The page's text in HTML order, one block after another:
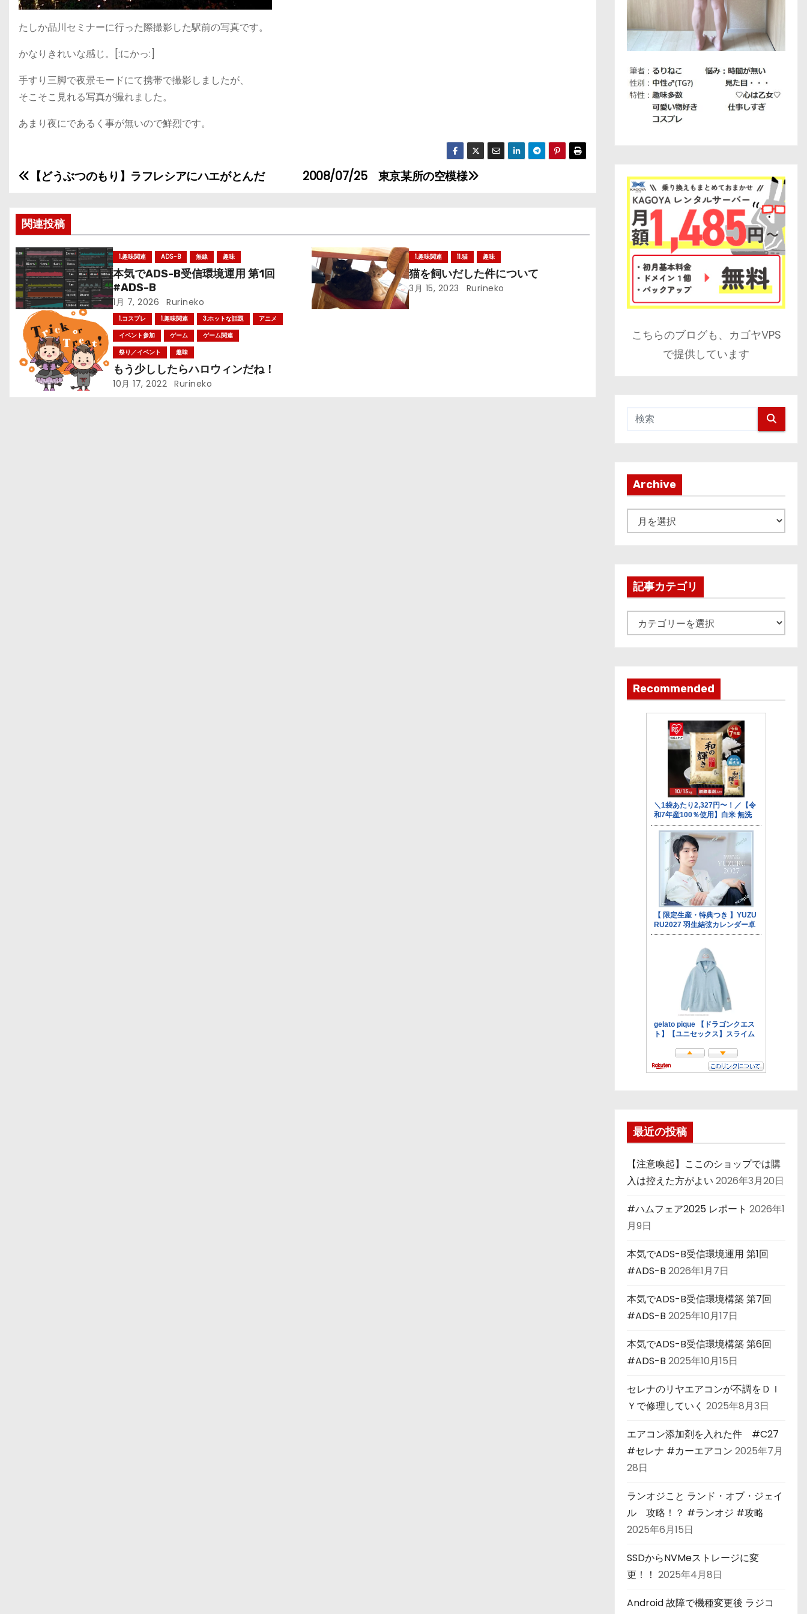
たしか品川セミナーに行った際撮影した駅前の写真です。
かなりきれいな感じ。[:にかっ:]
手すり三脚で夜景モードにて携帯で撮影しましたが、
そこそこ見れる写真が撮れました。
あまり夜にであるく事が無いので鮮烈です。
投
ナ
ビ
ゲ
ー
シ
ョ
ン
2008/07/25 東京某所の空模様
【どうぶつのもり】ラフレシアにハエがとんだ
関連投稿
1.趣味関連 ADS-B 無線 趣味
本気でADS-B受信環境運用 第1回
#ADS-B
1月 7, 2026 Rurineko
1.趣味関連 11.猫 趣味
猫を飼いだした件について
3月 15, 2023 Rurineko
1.コスプレ 1.趣味関連 3.ホットな話題
アニメ
イベント参加
ゲーム
ゲーム関連
祭り／イベント
趣味
もう少ししたらハロウィンだね！
10月 17, 2022 Rurineko
こちらのブログも、カゴヤVPS
で提供しています
Archive
r
v
記事カテゴリ
事
ゴ
リ
Recommended
最近の投稿
【注意喚起】ここのショップでは購
入は控えた方がよい 2026年3月20日
#ハムフェア2025 レポート 2026年1
月9日
本気でADS-B受信環境運用 第1回
#ADS-B 2026年1月7日
本気でADS-B受信環境構築 第7回
#ADS-B 2025年10月17日
本気でADS-B受信環境構築 第6回
#ADS-B 2025年10月15日
セレナのリヤエアコンが不調をＤＩ
Ｙで修理していく 2025年8月3日
エアコン添加剤を入れた件 #C27
#セレナ #カーエアコン 2025年7月
28日
ランオジこと ランド・オブ・ジェイ
ル 攻略！？ #ランオジ #攻略
2025年6月15日
SSDからNVMeストレージに変
更！！ 2025年4月8日
Android 故障で機種変更後 ラジコ